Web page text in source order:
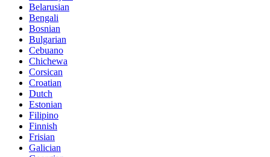
Belarusian
Bengali
Bosnian
Bulgarian
Cebuano
Chichewa
Corsican
Croatian
Dutch
Estonian
Filipino
Finnish
Frisian
Galician